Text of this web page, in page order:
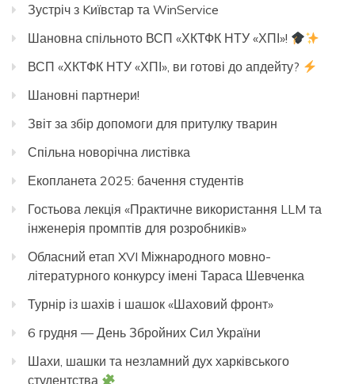
Зустріч з Kиївстар та WinService
Шановна спільното ВСП «ХКТФК НТУ «ХПІ»!
ВСП «ХКТФК НТУ «ХПІ», ви готові до апдейту?
Шановні партнери!
Звіт за збір допомоги для притулку тварин
Спільна новорічна листівка
Екопланета 2025: бачення студентів
Гостьова лекція «Практичне використання LLM та
інженерія промптів для розробників»
Обласний етап XVI Міжнародного мовно-
літературного конкурсу імені Тараса Шевченка
Турнір із шахів і шашок «Шаховий фронт»
6 грудня — День Збройних Сил України
Шахи, шашки та незламний дух харківського
студентства